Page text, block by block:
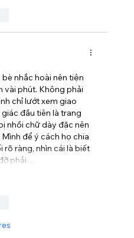
nhắc hoài nên tiện
vài phút. Không phải
chỉ lướt xem giao
đầu tiên là trang
nhồi chữ dày đặc nên
để ý cách họ chia
ràng, nhìn cái là biết
phải…